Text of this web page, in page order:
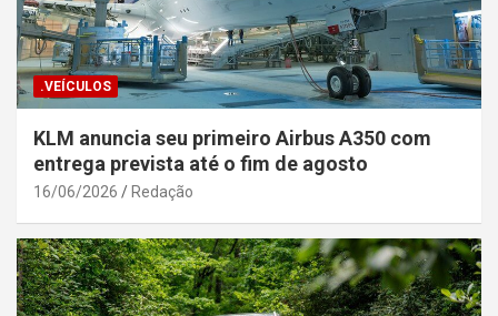
.VEÍCULOS
KLM anuncia seu primeiro Airbus A350 com
entrega prevista até o fim de agosto
16/06/2026 Redação